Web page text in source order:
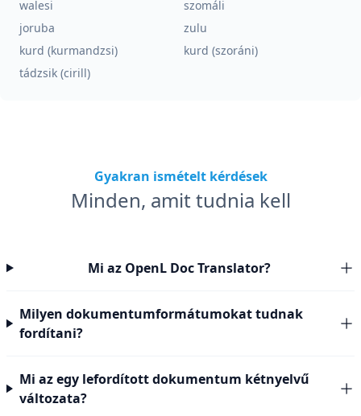
walesi
szomáli
joruba
zulu
kurd (kurmandzsi)
kurd (szoráni)
tádzsik (cirill)
Gyakran ismételt kérdések
Minden, amit tudnia kell
Mi az OpenL Doc Translator?
Milyen dokumentumformátumokat tudnak
fordítani?
Mi az egy lefordított dokumentum kétnyelvű
változata?